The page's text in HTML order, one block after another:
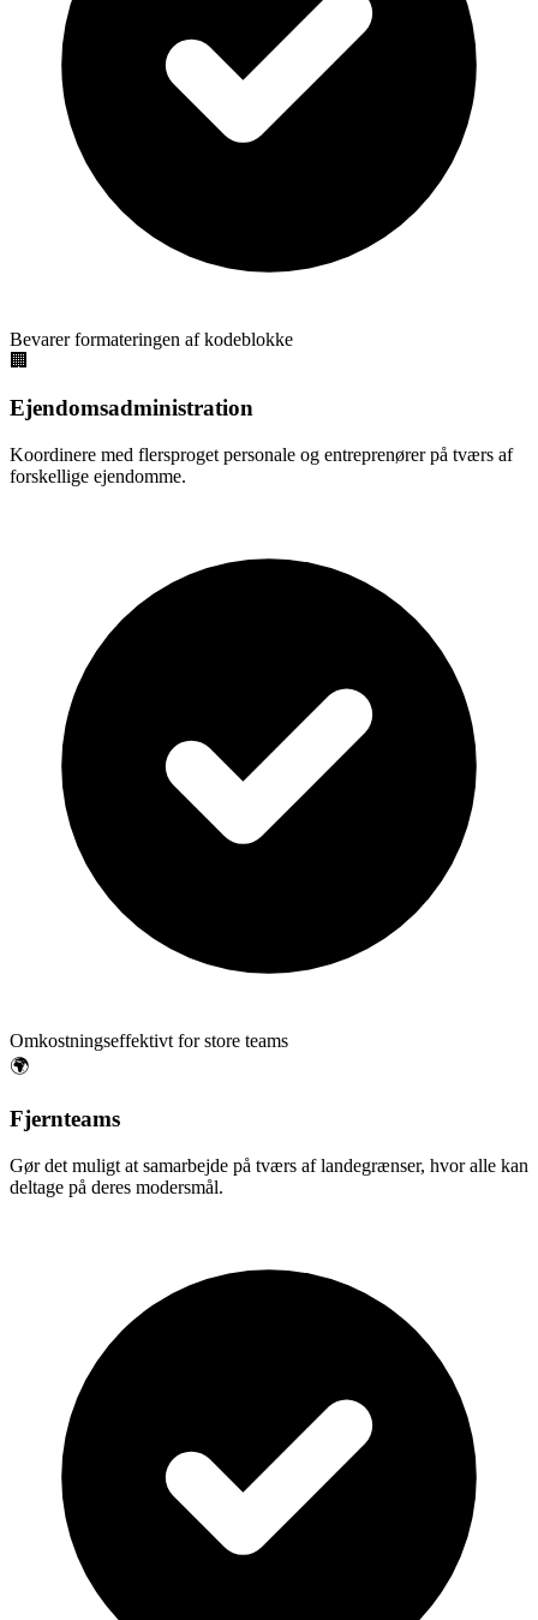
Bevarer formateringen af kodeblokke
🏢
Ejendomsadministration
Koordinere med flersproget personale og entreprenører på tværs af
forskellige ejendomme.
Omkostningseffektivt for store teams
🌍
Fjernteams
Gør det muligt at samarbejde på tværs af landegrænser, hvor alle kan
deltage på deres modersmål.